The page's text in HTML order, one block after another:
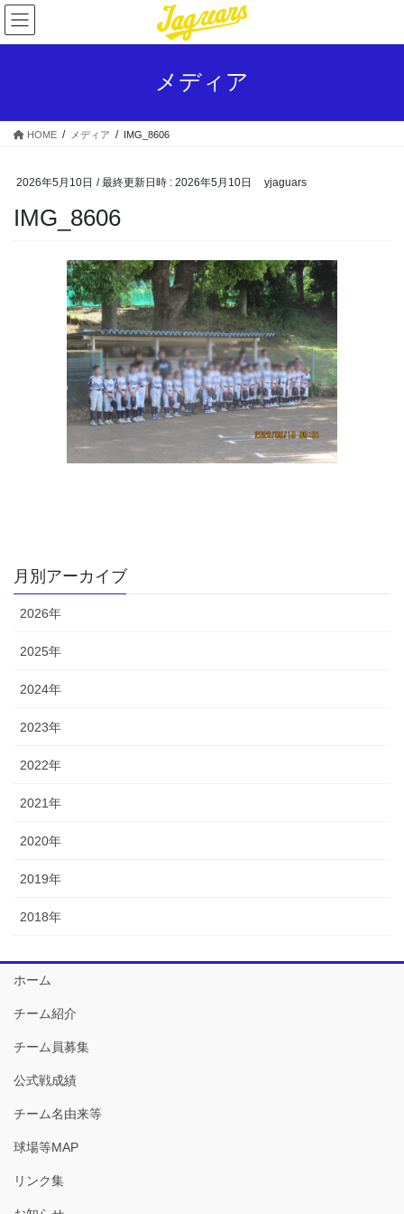
コ
ン
テ
ス
ナ
ビ
ゲ
ン
メディア
HOME メディア IMG_8606
2026年5月10日 / 最終更新日時 : 2026年5月10日 yjaguars
IMG_8606
月別アーカイブ
2026年
2025年
2024年
2023年
2022年
2021年
2020年
2019年
2018年
ホーム
チーム紹介
チーム員募集
公式戦成績
チーム名由来等
球場等MAP
リンク集